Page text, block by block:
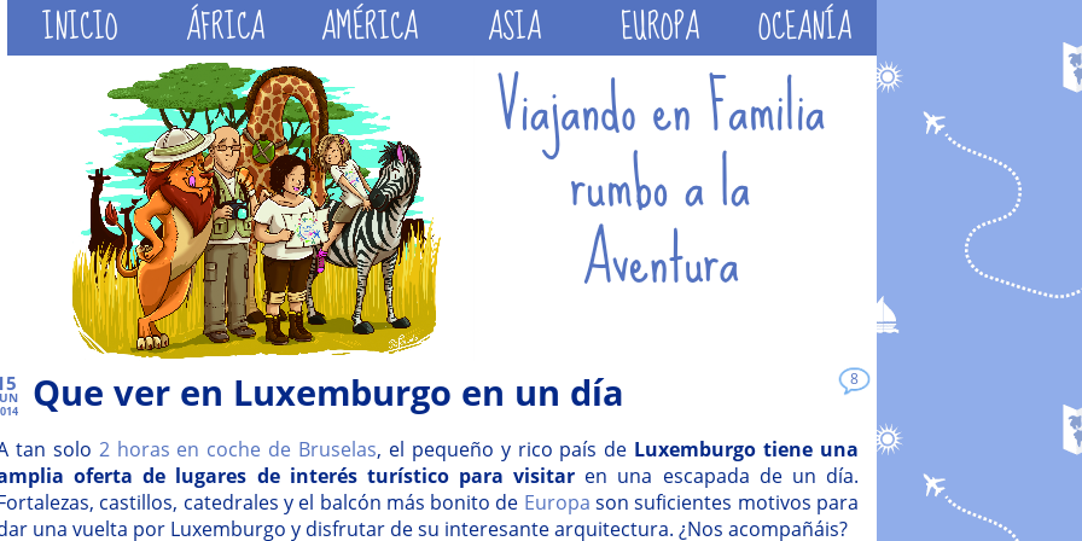
INICIO ÁFRICA AMÉRICA ASIA EUROPA OCEANÍA
8
Que ver en Luxemburgo en un día
tan solo 2 horas en coche de Bruselas, el pequeño y rico país de Luxemburgo tiene una
oferta de lugares de interés turístico para visitar en una escapada de un día.
castillos, catedrales y el balcón más bonito de Europa son suficientes motivos para
una vuelta por Luxemburgo y disfrutar de su interesante arquitectura. ¿Nos acompañáis?